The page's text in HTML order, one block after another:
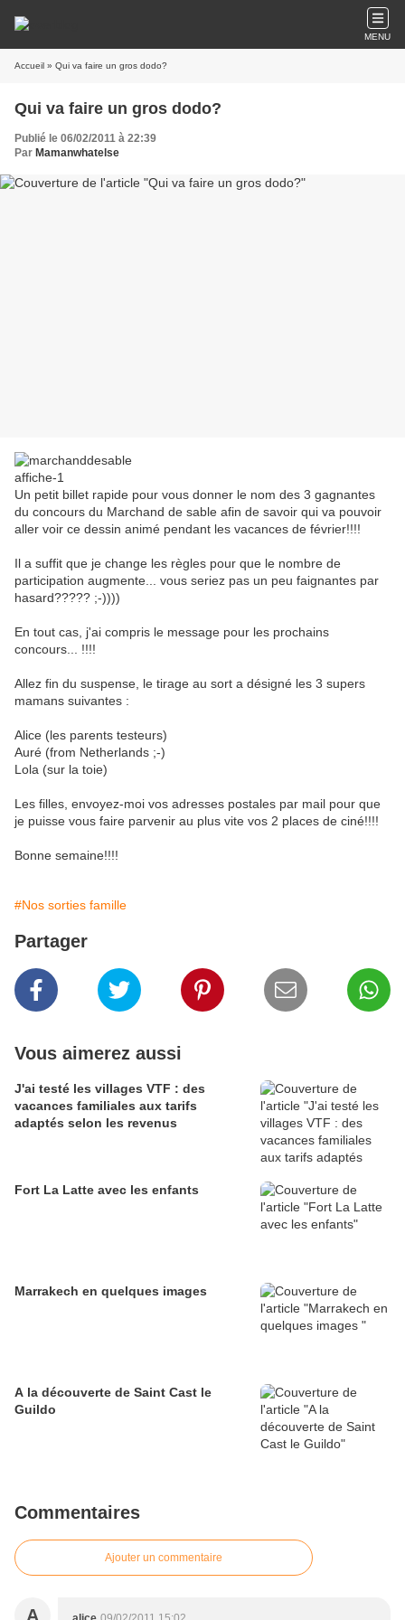
MENU
Accueil » Qui va faire un gros dodo?
Qui va faire un gros dodo?
Publié le 06/02/2011 à 22:39
Par Mamanwhatelse
Un petit billet rapide pour vous donner le nom des 3 gagnantes
du concours du Marchand de sable afin de savoir qui va pouvoir
aller voir ce dessin animé pendant les vacances de février!!!!
Il a suffit que je change les règles pour que le nombre de
participation augmente... vous seriez pas un peu faignantes par
hasard????? ;-))))
En tout cas, j'ai compris le message pour les prochains
concours... !!!!
Allez fin du suspense, le tirage au sort a désigné les 3 supers
mamans suivantes :
Alice (les parents testeurs)
Auré (from Netherlands ;-)
Lola (sur la toie)
Les filles, envoyez-moi vos adresses postales par mail pour que
je puisse vous faire parvenir au plus vite vos 2 places de ciné!!!!
Bonne semaine!!!!
#Nos sorties famille
Partager
Vous aimerez aussi
J'ai testé les villages VTF : des
vacances familiales aux tarifs
adaptés selon les revenus
Fort La Latte avec les enfants
Marrakech en quelques images
A la découverte de Saint Cast le
Guildo
Commentaires
Ajouter un commentaire
A